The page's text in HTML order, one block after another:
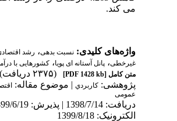
می‏ کند‌.
واژه‌های کلیدی: نسبت بد‌هی، رشد‌
غیرخطی، پانل آستانه‌ ای پویا، کشورهایی با د‌رآمد‌
متن کامل [PDF 1428 kb]
(۲۳۷۵ دریافت)
پژوهشی: كاربردي| موضوع مقاله:
عمومی
الکترونیک: 1399/8/18